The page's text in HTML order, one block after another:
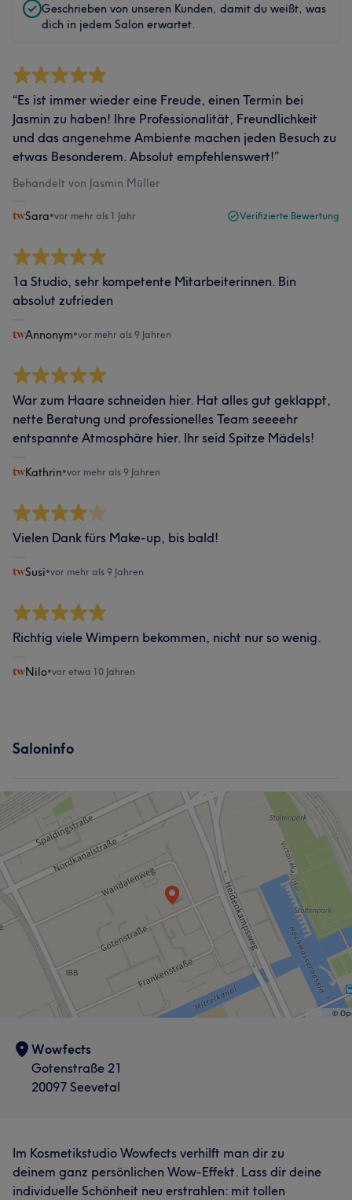
Geschrieben von unseren Kunden, damit du weißt, was
dich in jedem Salon erwartet.
“Es ist immer wieder eine Freude, einen Termin bei
Jasmin zu haben! Ihre Professionalität, Freundlichkeit
und das angenehme Ambiente machen jeden Besuch zu
etwas Besonderem. Absolut empfehlenswert!”
Behandelt von Jasmin Müller
Sara•vor mehr als 1 Jahr Verifizierte Bewertung
1a Studio, sehr kompetente Mitarbeiterinnen. Bin
absolut zufrieden
Annonym•vor mehr als 9 Jahren
War zum Haare schneiden hier. Hat alles gut geklappt,
nette Beratung und professionelles Team seeeehr
entspannte Atmosphäre hier. Ihr seid Spitze Mädels!
Kathrin•vor mehr als 9 Jahren
Vielen Dank fürs Make-up, bis bald!
Susi•vor mehr als 9 Jahren
Richtig viele Wimpern bekommen, nicht nur so wenig.
Nilo•vor etwa 10 Jahren
Saloninfo
Wowfects
Gotenstraße 21
20097 Seevetal
Im Kosmetikstudio Wowfects verhilft man dir zu
deinem ganz persönlichen Wow-Effekt. Lass dir deine
individuelle Schönheit neu erstrahlen: mit tollen